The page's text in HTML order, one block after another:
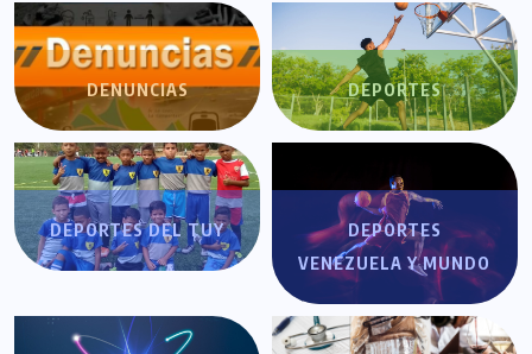
DENUNCIAS DEPORTES
DEPORTES DEL TUY
DEPORTES
VENEZUELA Y MUNDO